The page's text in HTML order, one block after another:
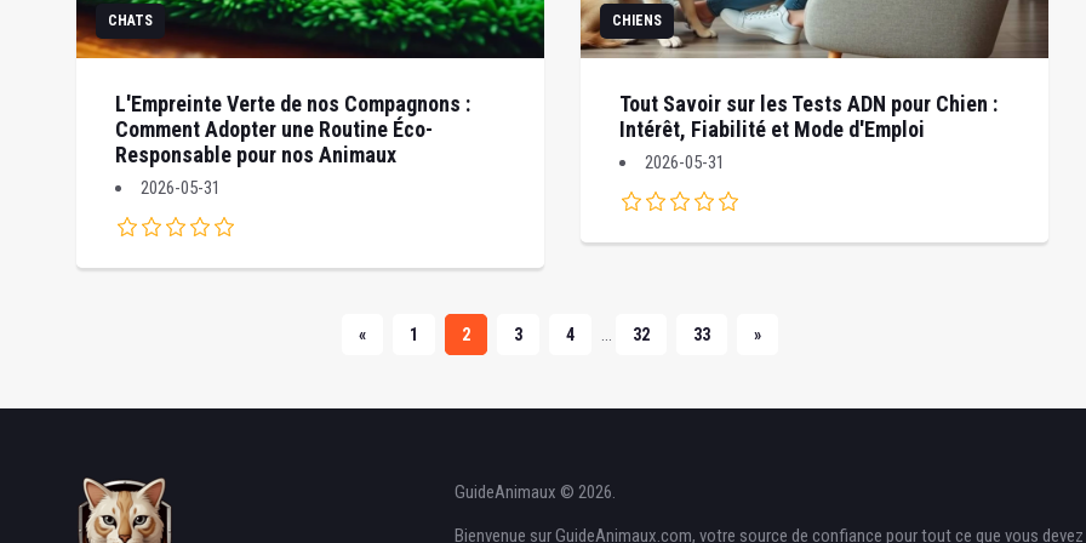
CHATS
L'Empreinte Verte de nos Compagnons :
Comment Adopter une Routine Éco-
Responsable pour nos Animaux
2026-05-31
CHIENS
Tout Savoir sur les Tests ADN pour Chien :
Intérêt, Fiabilité et Mode d'Emploi
2026-05-31
« 1 2 3 4 ... 32 33 »
GuideAnimaux © 2026.
Bienvenue sur GuideAnimaux.com, votre source de confiance pour tout ce que vous